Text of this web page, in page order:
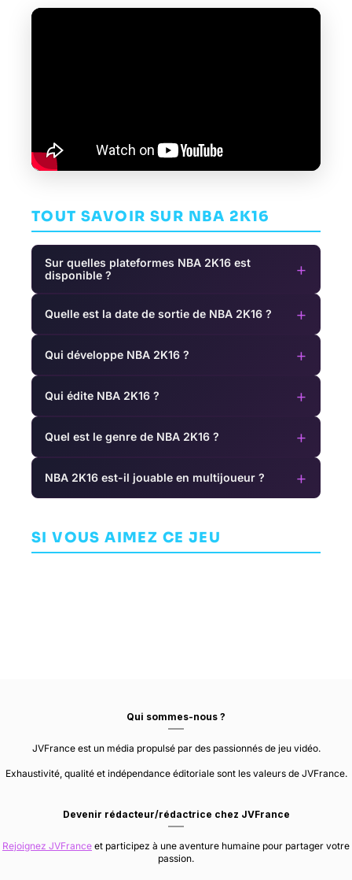
TOUT SAVOIR SUR NBA 2K16
Sur quelles plateformes NBA 2K16 est
disponible ?
+
Quelle est la date de sortie de NBA 2K16 ? +
Qui développe NBA 2K16 ? +
Qui édite NBA 2K16 ? +
Quel est le genre de NBA 2K16 ? +
NBA 2K16 est-il jouable en multijoueur ? +
SI VOUS AIMEZ CE JEU
Prison
INTROVERSION
AVENTURE
Qui sommes-nous ?
JVFrance est un média propulsé par des passionnés de jeu vidéo.
Exhaustivité, qualité et indépendance éditoriale sont les valeurs de JVFrance.
Devenir rédacteur/rédactrice chez JVFrance
Rejoignez JVFrance et participez à une aventure humaine pour partager votre
passion.